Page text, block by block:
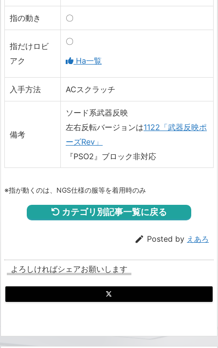
指の動き 〇
指だけロビ
アク
〇
Ha一覧
入手方法 ACスクラッチ
備考
ソード系武器反映
左右反転バージョンは1122「武器反映ポ
ーズRev」
『PSO2』ブロック非対応
※指が動くのは、NGS仕様の服等を着用時のみ
カテゴリ別記事一覧に戻る
 Posted by えあろ
よろしければシェアお願いします